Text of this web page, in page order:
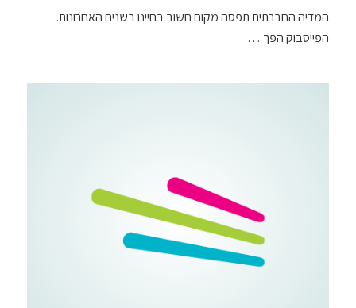
המדיה החברתית תפסה מקום חשוב בחיינו בשנים האחרונות.
הפייסבוק הפך …